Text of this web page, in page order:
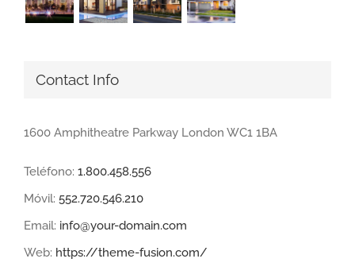
Contact Info
1600 Amphitheatre Parkway London WC1 1BA
Teléfono: 1.800.458.556
Móvil: 552.720.546.210
Email: info@your-domain.com
Web: https://theme-fusion.com/